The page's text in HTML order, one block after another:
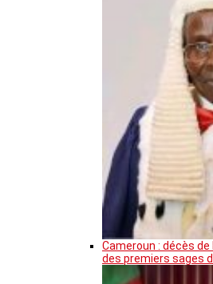
Cameroun : décès de
des premiers sages